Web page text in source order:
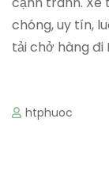
chóng, uy tín,
tải chở hàng đi
htphuoc